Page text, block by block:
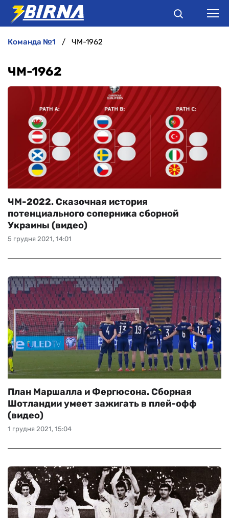
ІНТЕРВ'Ю
РІЗНЕ
БУКМЕКЕРИ
команда №1 ЧМ-1962
ЧМ-1962
5 грудня 2021, 14:01
ЧМ-2022. Сказочная история
потенциального соперника сборной
Украины (видео)
1 грудня 2021, 15:04
План Маршалла и Фергюсона. Сборная
Шотландии умеет зажигать в плей-офф
(видео)